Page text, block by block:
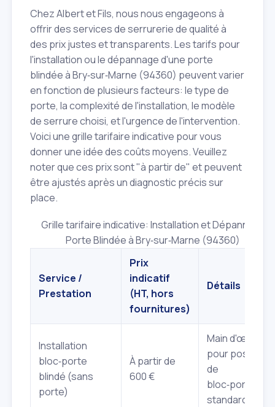
Chez Albert et Fils, nous nous engageons à
offrir des services de serrurerie de qualité à
des prix justes et transparents. Les tarifs pour
l'installation ou le dépannage d'une porte
blindée à Bry‑sur‑Marne (94360) peuvent varier
en fonction de plusieurs facteurs: le type de
porte, la complexité de l'installation, le modèle
de serrure choisi, et l'urgence de l'intervention.
Voici une grille tarifaire indicative pour vous
donner une idée des coûts moyens. Veuillez
noter que ces prix sont "à partir de" et peuvent
être ajustés après un diagnostic précis sur
place.
Grille tarifaire indicative: Installation et Dépannage
Porte Blindée à Bry‑sur‑Marne (94360)
Service /
Prestation
Prix
indicatif
(HT, hors
fournitures)
Détails
Installation
bloc‑porte
blindé (sans
porte)
À partir de
600 €
Main d'œuvre
pour pose
de
bloc‑porte
standard